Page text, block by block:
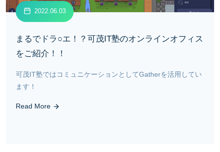
2022.06.03
まるでドラ○エ！？可茂IT塾のオンラインオフィス
をご紹介！！
可茂IT塾ではコミュニケーションとしてGatherを活用してい
ます！
Read More